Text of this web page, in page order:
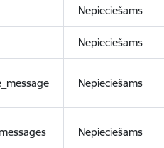
Nepieciešams
Nepieciešams
Nepieciešams
Nepieciešams